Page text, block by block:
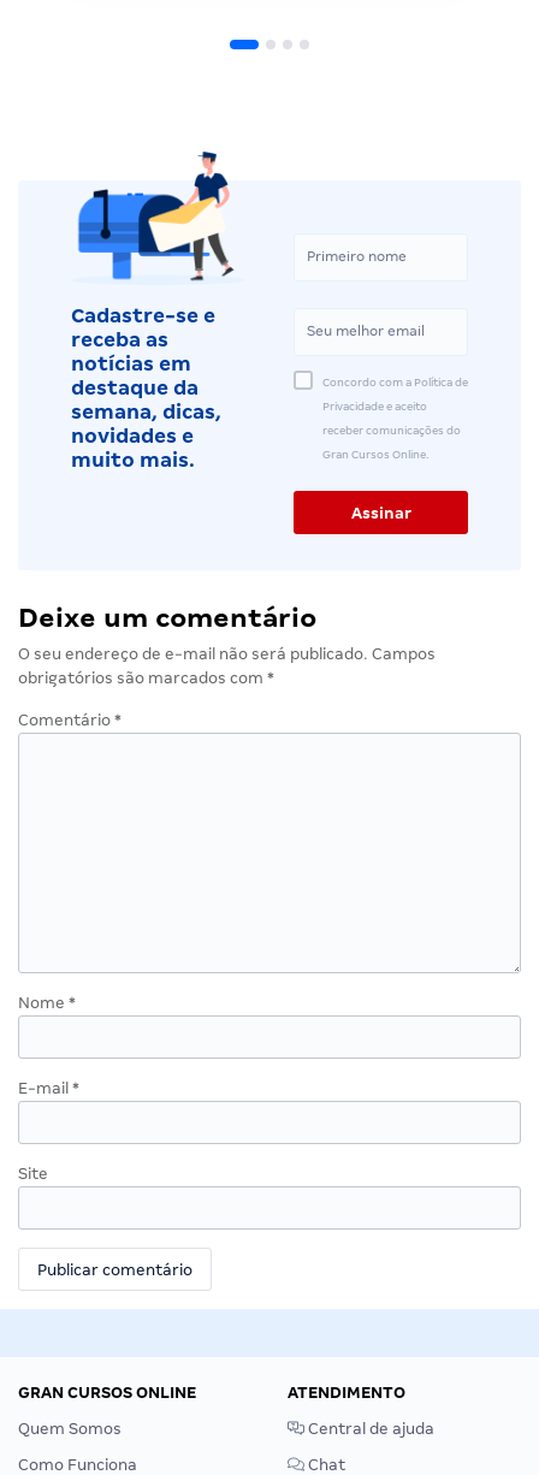
Cadastre-se e
receba as
notícias em
destaque da
semana, dicas,
novidades e
muito mais.
Concordo com a Política de
Privacidade e aceito
receber comunicações do
Gran Cursos Online.
Deixe um comentário
O seu endereço de e-mail não será publicado. Campos
obrigatórios são marcados com *
Comentário *
Nome *
E-mail *
Site
GRAN CURSOS ONLINE
Quem Somos
Como Funciona
ATENDIMENTO
Central de ajuda
Chat